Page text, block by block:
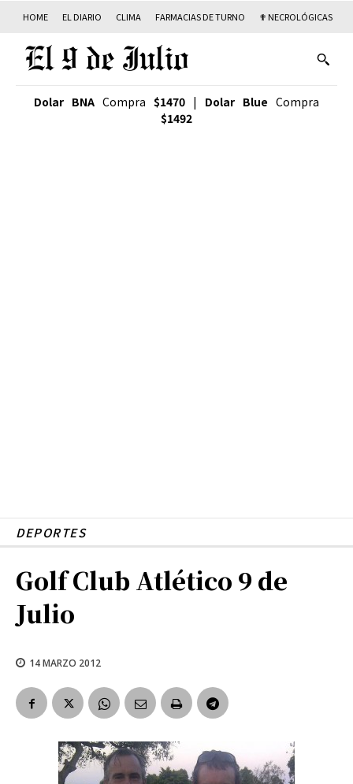
HOME EL DIARIO CLIMA FARMACIAS DE TURNO ✟ NECROLÓGICAS
Dolar BNA Compra $1470 | Dolar Blue Compra
$1492
DEPORTES
Golf Club Atlético 9 de
Julio
14 MARZO 2012